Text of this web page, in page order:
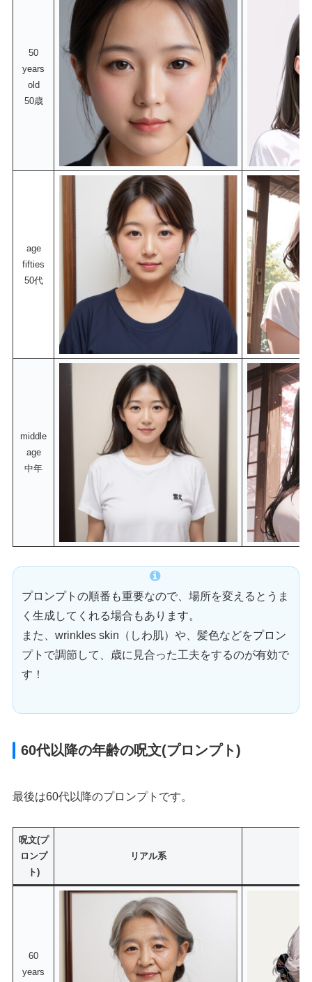
50
years
old
50歳
age
fifties
50代
middle
age
中年
プロンプトの順番も重要なので、場所を変えるとうま
く生成してくれる場合もあります。
また、wrinkles skin（しわ肌）や、髪色などをプロン
プトで調節して、歳に見合った工夫をするのが有効で
す！
60代以降の年齢の呪文(プロンプト)
最後は60代以降のプロンプトです。
呪文(プ
ロンプ
ト)
リアル系
60
years